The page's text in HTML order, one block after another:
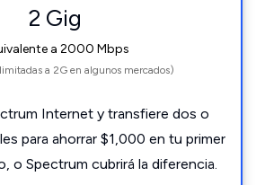
2 Gig
a 2000 Mbps
a 2G en algunos mercados)
Internet y transfiere dos o
para ahorrar $1,000 en tu primer
o Spectrum cubrirá la diferencia.